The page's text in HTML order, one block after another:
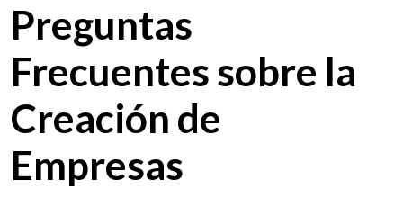
Preguntas
Frecuentes sobre la
Creación de
Empresas